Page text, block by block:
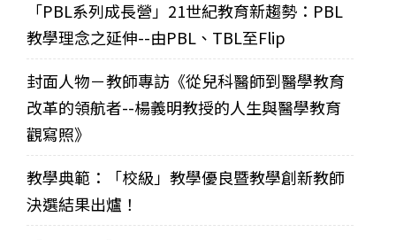
「PBL系列成長營」21世紀教育新趨勢：PBL
教學理念之延伸--由PBL、TBL至Flip
封面人物－教師專訪《從兒科醫師到醫學教育
改革的領航者--楊義明教授的人生與醫學教育
觀寫照》
教學典範：「校級」教學優良暨教學創新教師
決選結果出爐！